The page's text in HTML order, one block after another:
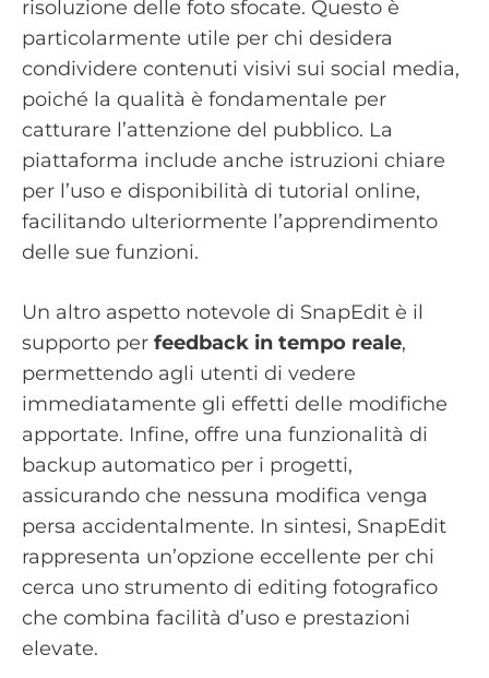
risoluzione delle foto sfocate. Questo è
particolarmente utile per chi desidera
condividere contenuti visivi sui social media,
poiché la qualità è fondamentale per
catturare l’attenzione del pubblico. La
piattaforma include anche istruzioni chiare
per l’uso e disponibilità di tutorial online,
facilitando ulteriormente l’apprendimento
delle sue funzioni.
Un altro aspetto notevole di SnapEdit è il
supporto per feedback in tempo reale,
permettendo agli utenti di vedere
immediatamente gli effetti delle modifiche
apportate. Infine, offre una funzionalità di
backup automatico per i progetti,
assicurando che nessuna modifica venga
persa accidentalmente. In sintesi, SnapEdit
rappresenta un’opzione eccellente per chi
cerca uno strumento di editing fotografico
che combina facilità d’uso e prestazioni
elevate.